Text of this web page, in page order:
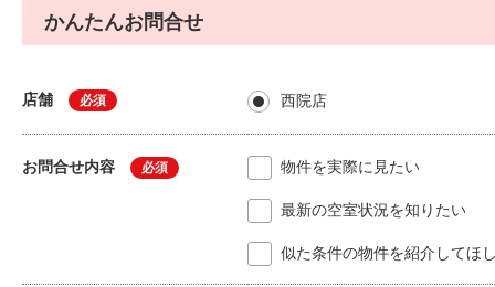
かんたんお問合せ
店舗 必須 西院店
お問合せ内容 必須 物件を実際に見たい
最新の空室状況を知りたい
似た条件の物件を紹介してほ